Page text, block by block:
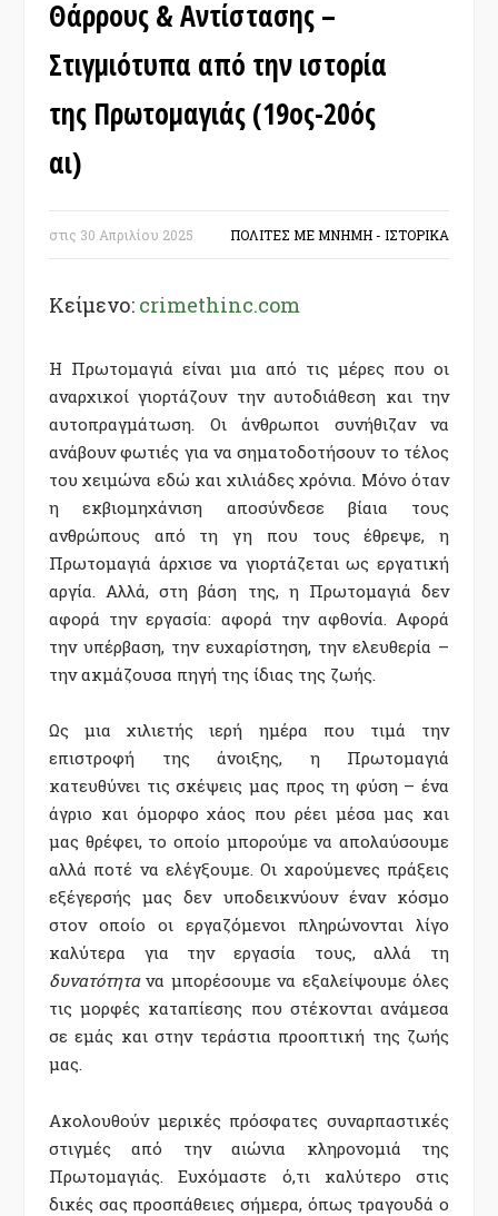
Θάρρους & Αντίστασης –
Στιγμιότυπα από την ιστορία
της Πρωτομαγιάς (19ος-20ός
αι)
στις 30 Απριλίου 2025 ΠΟΛΙΤΕΣ ΜΕ ΜΝΗΜΗ - ΙΣΤΟΡΙΚΑ
Κείμενο: crimethinc.com
Η Πρωτομαγιά είναι μια από τις μέρες που οι
αναρχικοί γιορτάζουν την αυτοδιάθεση και την
αυτοπραγμάτωση. Οι άνθρωποι συνήθιζαν να
ανάβουν φωτιές για να σηματοδοτήσουν το τέλος
του χειμώνα εδώ και χιλιάδες χρόνια. Μόνο όταν
η εκβιομηχάνιση αποσύνδεσε βίαια τους
ανθρώπους από τη γη που τους έθρεψε, η
Πρωτομαγιά άρχισε να γιορτάζεται ως εργατική
αργία. Αλλά, στη βάση της, η Πρωτομαγιά δεν
αφορά την εργασία: αφορά την αφθονία. Αφορά
την υπέρβαση, την ευχαρίστηση, την ελευθερία –
την ακμάζουσα πηγή της ίδιας της ζωής.
Ως μια χιλιετής ιερή ημέρα που τιμά την
επιστροφή της άνοιξης, η Πρωτομαγιά
κατευθύνει τις σκέψεις μας προς τη φύση – ένα
άγριο και όμορφο χάος που ρέει μέσα μας και
μας θρέφει, το οποίο μπορούμε να απολαύσουμε
αλλά ποτέ να ελέγξουμε. Οι χαρούμενες πράξεις
εξέγερσής μας δεν υποδεικνύουν έναν κόσμο
στον οποίο οι εργαζόμενοι πληρώνονται λίγο
καλύτερα για την εργασία τους, αλλά τη
δυνατότητανα μπορέσουμε να εξαλείψουμε όλες
τις μορφές καταπίεσης που στέκονται ανάμεσα
σε εμάς και στην τεράστια προοπτική της ζωής
μας.
Ακολουθούν μερικές πρόσφατες συναρπαστικές
στιγμές από την αιώνια κληρονομιά της
Πρωτομαγιάς. Ευχόμαστε ό,τι καλύτερο στις
δικές σας προσπάθειες σήμερα, όπως τραγουδά ο